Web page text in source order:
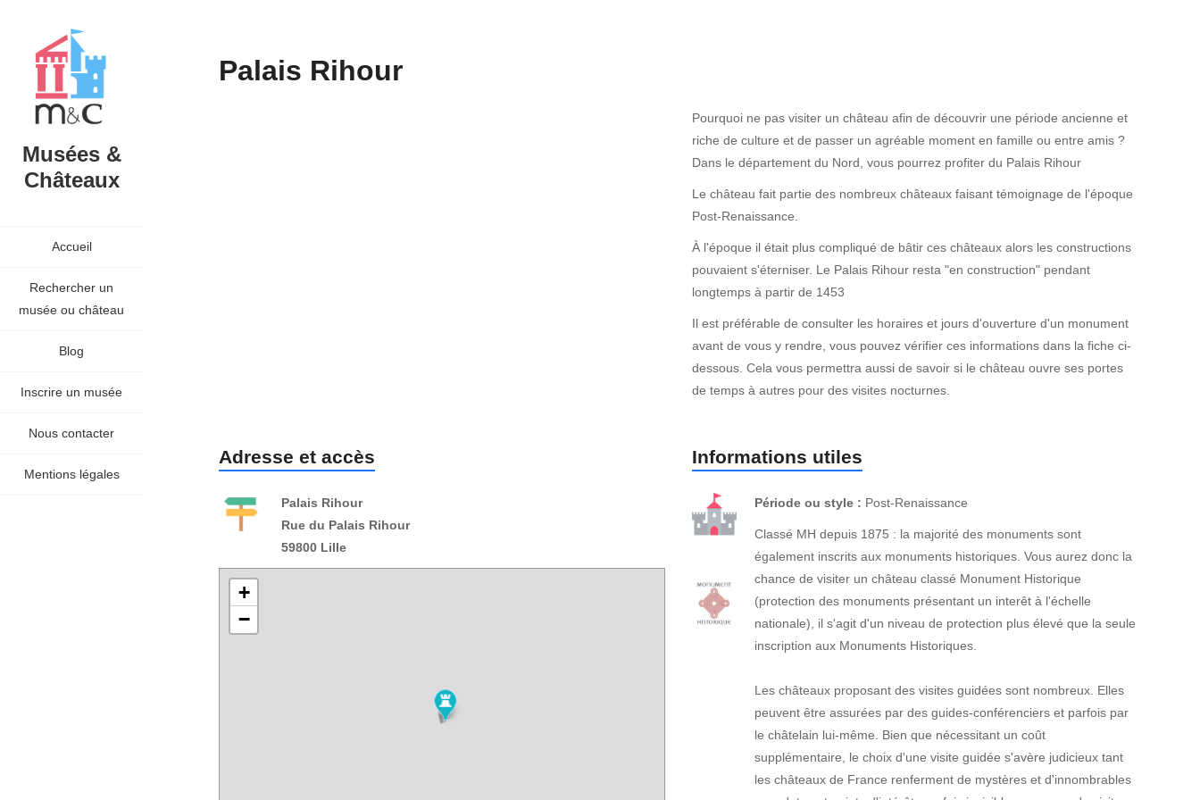
Musées &
Châteaux
Accueil
Rechercher un
musée ou château
Blog
Inscrire un musée
Nous contacter
Mentions légales
Palais Rihour
Pourquoi ne pas visiter un château afin de découvrir une période ancienne et
riche de culture et de passer un agréable moment en famille ou entre amis ?
Dans le département du Nord, vous pourrez profiter du Palais Rihour
Le château fait partie des nombreux châteaux faisant témoignage de l'époque
Post-Renaissance.
À l'époque il était plus compliqué de bâtir ces châteaux alors les constructions
pouvaient s'éterniser. Le Palais Rihour resta "en construction" pendant
longtemps à partir de 1453
Il est préférable de consulter les horaires et jours d'ouverture d'un monument
avant de vous y rendre, vous pouvez vérifier ces informations dans la fiche ci-
dessous. Cela vous permettra aussi de savoir si le château ouvre ses portes
de temps à autres pour des visites nocturnes.
Adresse et accès
Palais Rihour
Rue du Palais Rihour
59800 Lille
+
−
Informations utiles
Période ou style : Post-Renaissance
Classé MH depuis 1875 : la majorité des monuments sont
également inscrits aux monuments historiques. Vous aurez donc la
chance de visiter un château classé Monument Historique
(protection des monuments présentant un interêt à l'échelle
nationale), il s'agit d'un niveau de protection plus élevé que la seule
inscription aux Monuments Historiques.
Les châteaux proposant des visites guidées sont nombreux. Elles
peuvent être assurées par des guides-conférenciers et parfois par
le châtelain lui-même. Bien que nécessitant un coût
supplémentaire, le choix d'une visite guidée s'avère judicieux tant
les châteaux de France renferment de mystères et d'innombrables